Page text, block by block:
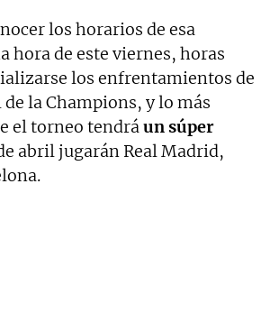
los horarios de esa
hora de este viernes, horas
los enfrentamientos de
la Champions, y lo más
el torneo tendráun súper
abril jugarán Real Madrid,